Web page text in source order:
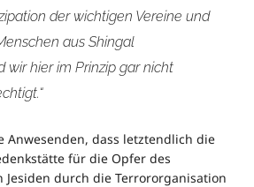
der wichtigen Vereine und
aus Shingal
wir hier im Prinzip gar nicht
Anwesenden, dass letztendlich die
für die Opfer des
Jesiden durch die Terrororganisation